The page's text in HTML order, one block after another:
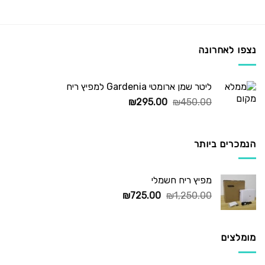
נצפו לאחרונה
ליטר שמן ארומטי Gardenia למפיץ ריח
₪450.00
המחיר
₪295.00
המחיר
הנמכרים ביותר
מפיץ ריח חשמלי
₪1,250.00
המחיר
₪725.00
המחיר
מומלצים